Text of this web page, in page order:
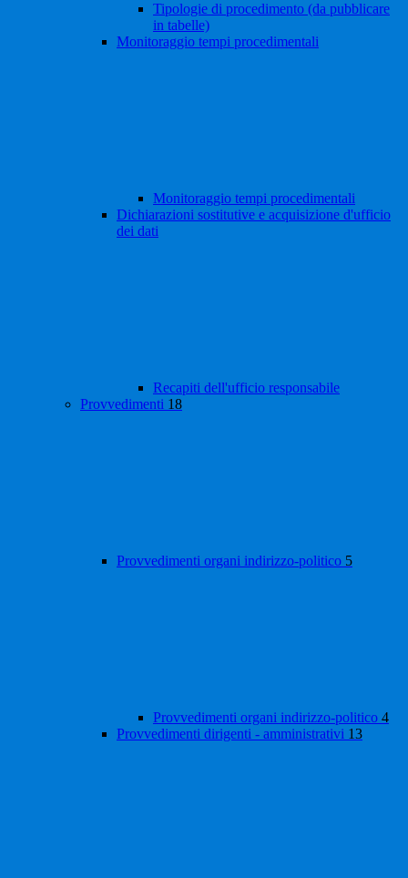
Tipologie di procedimento (da pubblicare
in tabelle)
Monitoraggio tempi procedimentali
Monitoraggio tempi procedimentali
Dichiarazioni sostitutive e acquisizione d'ufficio
dei dati
Recapiti dell'ufficio responsabile
Provvedimenti 18
Provvedimenti organi indirizzo-politico 5
Provvedimenti organi indirizzo-politico 4
Provvedimenti dirigenti - amministrativi 13